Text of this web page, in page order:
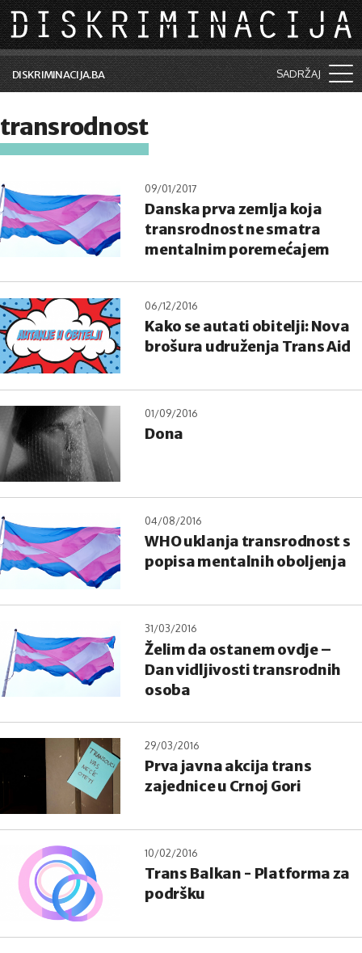
Skip to main content
DISKRIMINACIJA.BA SADRŽAJ
Vijesti i događaji
Kolumne
Lične priče
Saradnja sa medijima
Pretraga
transrodnost
09/01/2017
Danska prva zemlja koja
transrodnost ne smatra
mentalnim poremećajem
06/12/2016
Kako se autati obitelji: Nova
brošura udruženja Trans Aid
01/09/2016
Dona
04/08/2016
WHO uklanja transrodnost s
popisa mentalnih oboljenja
31/03/2016
Želim da ostanem ovdje –
Dan vidljivosti transrodnih
osoba
29/03/2016
Prva javna akcija trans
zajednice u Crnoj Gori
10/02/2016
Trans Balkan - Platforma za
podršku